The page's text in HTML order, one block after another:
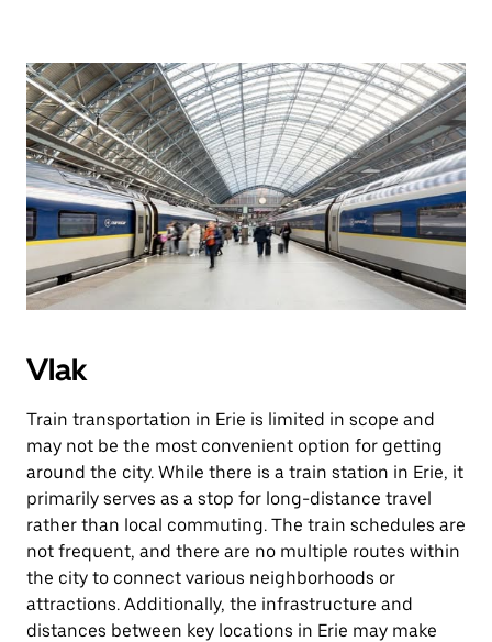
Vlak
Train transportation in Erie is limited in scope and
may not be the most convenient option for getting
around the city. While there is a train station in Erie, it
primarily serves as a stop for long-distance travel
rather than local commuting. The train schedules are
not frequent, and there are no multiple routes within
the city to connect various neighborhoods or
attractions. Additionally, the infrastructure and
distances between key locations in Erie may make